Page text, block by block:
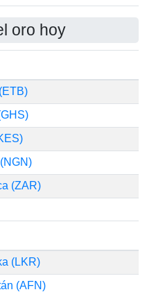
oro hoy
(ZAR)
(LKR)
(AFN)